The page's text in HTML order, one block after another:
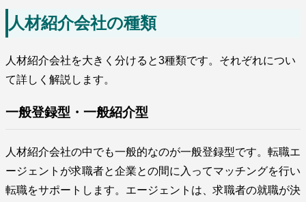
人材紹介会社の種類
人材紹介会社を大きく分けると3種類です。それぞれについ
て詳しく解説します。
一般登録型・一般紹介型
人材紹介会社の中でも一般的なのが一般登録型です。転職エ
ージェントが求職者と企業との間に入ってマッチングを行い
転職をサポートします。エージェントは、求職者の就職が決